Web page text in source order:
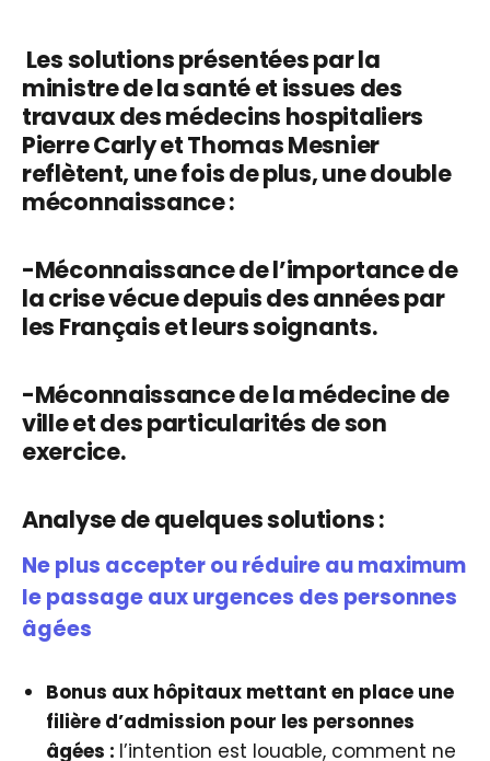
Les solutions présentées par la
ministre de la santé et issues des
travaux des médecins hospitaliers
Pierre Carly et Thomas Mesnier
reflètent, une fois de plus, une double
méconnaissance :
-Méconnaissance de l’importance de
la crise vécue depuis des années par
les Français et leurs soignants.
-Méconnaissance de la médecine de
ville et des particularités de son
exercice.
Analyse de quelques solutions :
Ne plus accepter ou réduire au maximum
le passage aux urgences des personnes
âgées
Bonus aux hôpitaux mettant en place une
filière d’admission pour les personnes
âgées : l’intention est louable, comment ne